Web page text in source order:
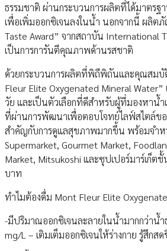
ธรรมชาติ ผ่านกระบวนการผลิตที่ได้มาตรฐ
เพื่อเพิ่มออกซิเจนลงในน้ำ นอกจากนี้ ผลิต
Taste Award” จากสถาบัน International
เป็นการการันตีคุณภาพด้านรสชาติ
ด้วยกระบวนการผลิตที่พิถีพิถันและคุณสม
Fleur Elite Oxygenated Mineral
วัย และเป็นตัวเลือกที่ดีสำหรับผู้ที่มองหาน้ำ
ที่ผ่านการพัฒนาเพื่อตอบโจทย์ไลฟ์สไตล์ข
สำคัญกับการดูแลสุขภาพมากขึ้น พร้อมจำ
Supermarket, Gourmet Market,
Market, Mitsukoshi และซุปเปอร์มาร์เก็ต
บาท
ทำไมต้องดื่ม Mont Fleur Elite
-มีปริมาณออกซิเจนละลายในน้ำมากกว่าน้
mg/L – เติมเต็มออกซิเจนให้ร่างกาย รู้สึกส